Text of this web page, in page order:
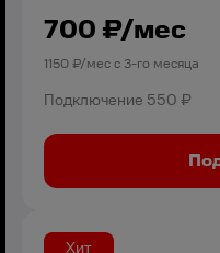
700 ₽/мес
1150₽/мес с 3-го месяца
Подключение 550 ₽
Хит